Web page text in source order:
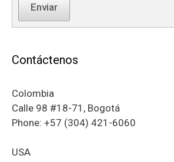
Enviar
Contáctenos
Colombia
Calle 98 #18-71, Bogotá
Phone: +57 (304) 421-6060
USA